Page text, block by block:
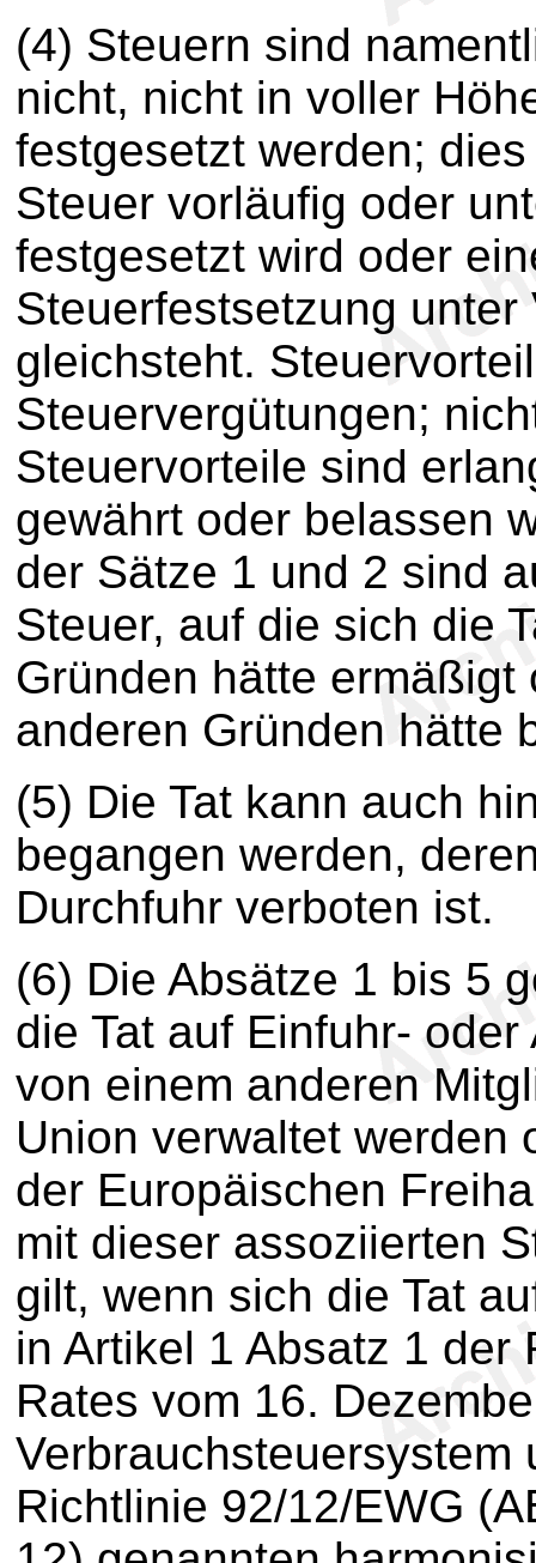
(4) Steuern sind
nicht, nicht in voller
festgesetzt werden;
Steuer vorläufig oder
festgesetzt wird oder
Steuerfestsetzung
gleichsteht.
Steuervergütungen;
Steuervorteile sind
gewährt oder belassen
der Sätze 1 und 2 sind
Steuer, auf die sich die
Gründen hätte
anderen Gründen hätte
(5) Die Tat kann auch
begangen werden,
Durchfuhr verboten ist.
(6) Die Absätze 1 bis 5
die Tat auf Einfuhr-
von einem anderen
Union verwaltet werden
der Europäischen
mit dieser assoziierten
gilt, wenn sich die Tat
in Artikel 1 Absatz 1 der
Rates vom 16.
Verbrauchsteuersystem
Richtlinie 92/12/EWG